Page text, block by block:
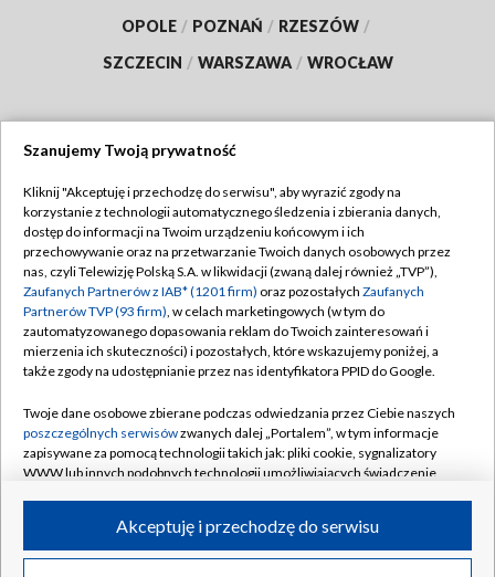
OPOLE / POZNAŃ / RZESZÓW /
SZCZECIN / WARSZAWA / WROCŁAW
TVP
Abonament TVP
Emisja w TVP
Centrum informacji TVP
Naziemna Telewizja Cyfrowa
Rada Programowa
System NOS
Informacje o nadawcy
Program dla prasy
Regulamin TVP
Polityka prywatności
Moje zgody
Pomoc
Kontakt
Kanały
©2026 Telewizja Polska S.A. w likwidacji
Szanujemy Twoją prywatność
Kliknij "Akceptuję i przechodzę do serwisu", aby wyrazić zgody na
korzystanie z technologii automatycznego śledzenia i zbierania danych,
dostęp do informacji na Twoim urządzeniu końcowym i ich
przechowywanie oraz na przetwarzanie Twoich danych osobowych przez
nas, czyli Telewizję Polską S.A. w likwidacji (zwaną dalej również „TVP”),
Zaufanych Partnerów z IAB* (1201 firm) oraz pozostałych Zaufanych
Partnerów TVP (93 firm), w celach marketingowych (w tym do
zautomatyzowanego dopasowania reklam do Twoich zainteresowań i
mierzenia ich skuteczności) i pozostałych, które wskazujemy poniżej, a
także zgody na udostępnianie przez nas identyfikatora PPID do Google.
Twoje dane osobowe zbierane podczas odwiedzania przez Ciebie naszych
poszczególnych serwisówzwanych dalej „Portalem”, w tym informacje
zapisywane za pomocą technologii takich jak: pliki cookie, sygnalizatory
WWW lub innych podobnych technologii umożliwiających świadczenie
ruchu w Internecie.Akceptuję i przechodzę do serwisu